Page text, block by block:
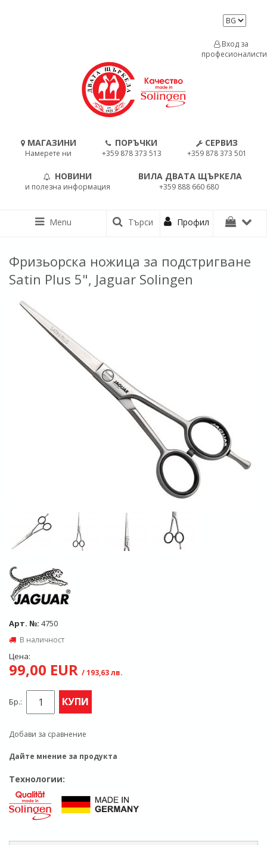
МАГАЗИНИ
Намерете ни
ПОРЪЧКИ
+359 878 373 513
СЕРВИЗ
+359 878 373 501
НОВИНИ
и полезна информация
ВИЛА ДВАТА ЩЪРКЕЛА
+359 888 660 680
Вход за
професионалисти
Menu Търси Профил
Фризьорска ножица за подстригване
Satin Plus 5", Jaguar Solingen
Арт. №: 4750
В наличност
Цена:
99,00 EUR / 193,63 лв.
Бр.: КУПИ
Добави за сравнение
Дайте мнение за продукта
Технологии: